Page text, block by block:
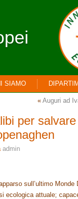
SIAMO
« Auguri ad
per
admin
sull’ultimo
ecologica attuale;